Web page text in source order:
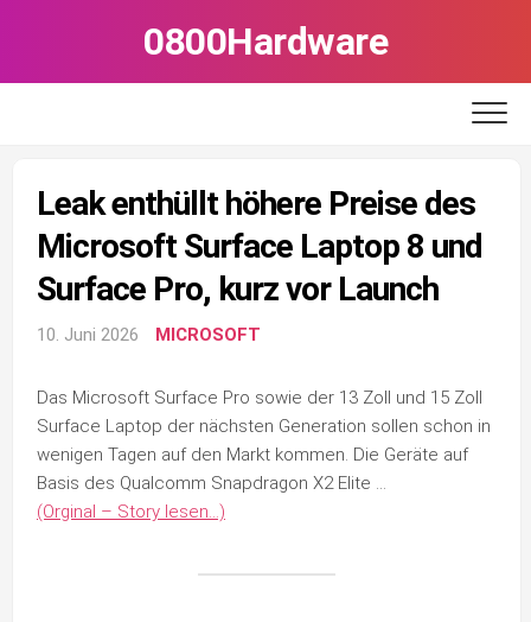
0800Hardware
Leak enthüllt höhere Preise des
Microsoft Surface Laptop 8 und
Surface Pro, kurz vor Launch
10. Juni 2026 MICROSOFT
Das Microsoft Surface Pro sowie der 13 Zoll und 15 Zoll
Surface Laptop der nächsten Generation sollen schon in
wenigen Tagen auf den Markt kommen. Die Geräte auf
Basis des Qualcomm Snapdragon X2 Elite …
(Orginal – Story lesen…)